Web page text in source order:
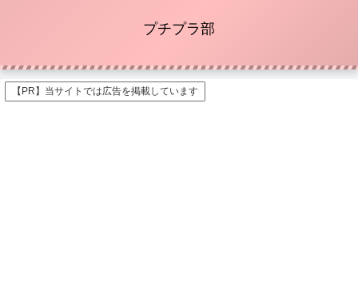
プチプラ部
【PR】当サイトでは広告を掲載しています